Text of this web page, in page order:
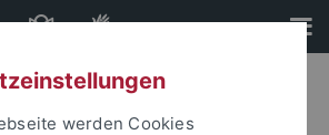
werden Cookies